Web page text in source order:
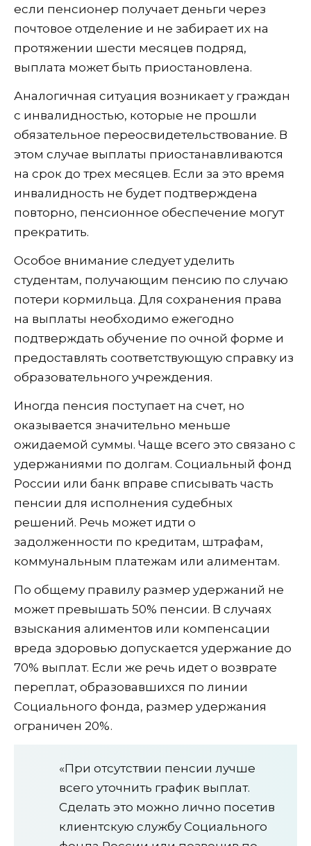
если пенсионер получает деньги через
почтовое отделение и не забирает их на
протяжении шести месяцев подряд,
выплата может быть приостановлена.
Аналогичная ситуация возникает у граждан
с инвалидностью, которые не прошли
обязательное переосвидетельствование. В
этом случае выплаты приостанавливаются
на срок до трех месяцев. Если за это время
инвалидность не будет подтверждена
повторно, пенсионное обеспечение могут
прекратить.
Особое внимание следует уделить
студентам, получающим пенсию по случаю
потери кормильца. Для сохранения права
на выплаты необходимо ежегодно
подтверждать обучение по очной форме и
предоставлять соответствующую справку из
образовательного учреждения.
Иногда пенсия поступает на счет, но
оказывается значительно меньше
ожидаемой суммы. Чаще всего это связано с
удержаниями по долгам. Социальный фонд
России или банк вправе списывать часть
пенсии для исполнения судебных
решений. Речь может идти о
задолженности по кредитам, штрафам,
коммунальным платежам или алиментам.
По общему правилу размер удержаний не
может превышать 50% пенсии. В случаях
взыскания алиментов или компенсации
вреда здоровью допускается удержание до
70% выплат. Если же речь идет о возврате
переплат, образовавшихся по линии
Социального фонда, размер удержания
ограничен 20%.
«При отсутствии пенсии лучше
всего уточнить график выплат.
Сделать это можно лично посетив
клиентскую службу Социального